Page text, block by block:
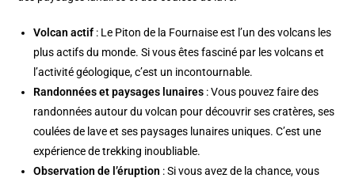
Volcan actif : Le Piton de la Fournaise est l’un des volcans les
plus actifs du monde. Si vous êtes fasciné par les volcans et
l’activité géologique, c’est un incontournable.
Randonnées et paysages lunaires : Vous pouvez faire des
randonnées autour du volcan pour découvrir ses cratères, ses
coulées de lave et ses paysages lunaires uniques. C’est une
expérience de trekking inoubliable.
Observation de l’éruption : Si vous avez de la chance, vous